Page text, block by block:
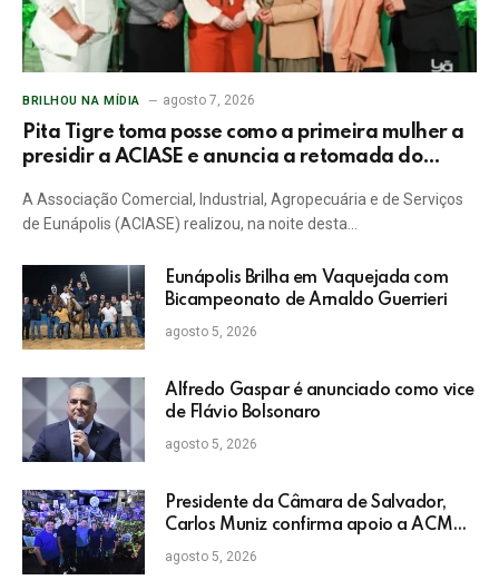
BRILHOU NA MÍDIA agosto 7, 2026
Pita Tigre toma posse como a primeira mulher a
presidir a ACIASE e anuncia a retomada do
A Associação Comercial, Industrial, Agropecuária e de Serviços
de Eunápolis (ACIASE) realizou, na noite desta…
Eunápolis Brilha em Vaquejada com
Bicampeonato de Arnaldo Guerrieri
agosto 5, 2026
Alfredo Gaspar é anunciado como vice
de Flávio Bolsonaro
agosto 5, 2026
Presidente da Câmara de Salvador,
Carlos Muniz confirma apoio a ACM
Neto: “Irei lutar voto a voto na sua
campanha”
agosto 5, 2026